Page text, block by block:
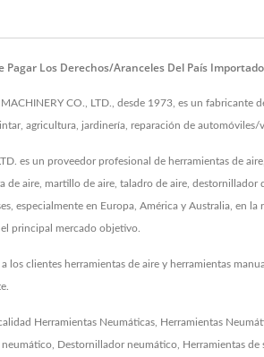
Pagar Los Derechos/aranceles Del País
CO., LTD., desde 1973, es un
agricultura, jardinería, reparación de automóviles/
es un proveedor profesional de herramientas de
de aire, martillo de aire, taladro de aire,
especialmente en Europa, América y Australia, en
principal mercado objetivo.
los clientes herramientas de aire y herramientas
Herramientas Neumáticas Herramientas
neumático Destornillador neumático Herramientas de